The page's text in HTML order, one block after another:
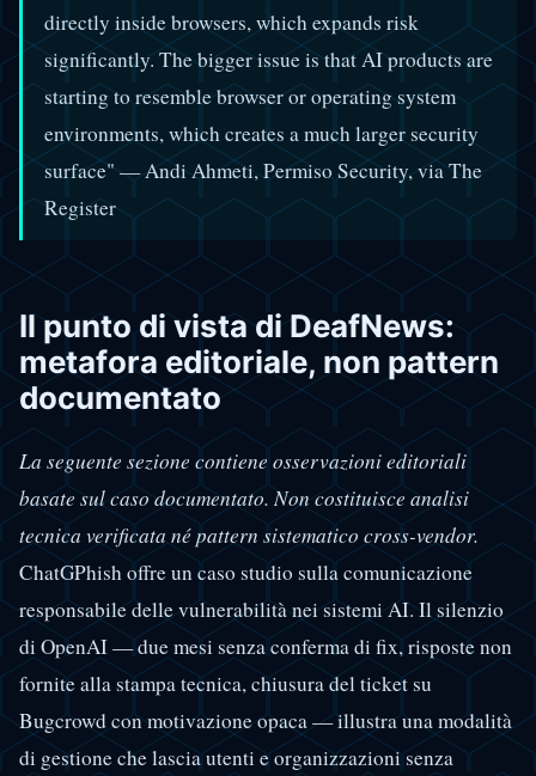
directly inside browsers, which expands risk
significantly. The bigger issue is that AI products are
starting to resemble browser or operating system
environments, which creates a much larger security
surface" — Andi Ahmeti, Permiso Security, via The
Register
Il punto di vista di DeafNews:
metafora editoriale, non pattern
documentato
La seguente sezione contiene osservazioni editoriali
basate sul caso documentato. Non costituisce analisi
tecnica verificata né pattern sistematico cross-vendor.
ChatGPhish offre un caso studio sulla comunicazione
responsabile delle vulnerabilità nei sistemi AI. Il silenzio
di OpenAI — due mesi senza conferma di fix, risposte non
fornite alla stampa tecnica, chiusura del ticket su
Bugcrowd con motivazione opaca — illustra una modalità
di gestione che lascia utenti e organizzazioni senza